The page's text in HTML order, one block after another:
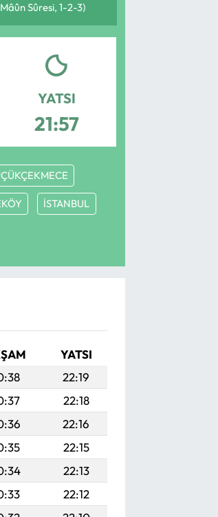
Sûresi, 1-2-3)
YATSI
21:57
İSTANBUL
YATSI
22:19
22:18
22:16
22:15
22:13
22:12